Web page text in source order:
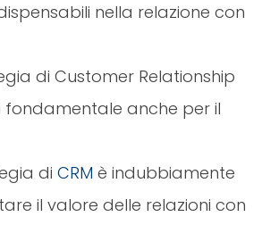
nella relazione con
di Customer Relationship
fondamentale anche per il
di CRM è indubbiamente
il valore delle relazioni con